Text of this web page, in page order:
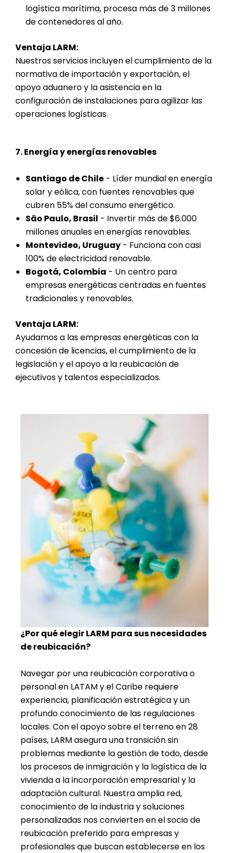
logística marítima, procesa más de 3 millones
de contenedores al año.
Ventaja LARM:
Nuestros servicios incluyen el cumplimiento de la
normativa de importación y exportación, el
apoyo aduanero y la asistencia en la
configuración de instalaciones para agilizar las
operaciones logísticas.
7. Energía y energías renovables
Santiago de Chile - Líder mundial en energía
solar y eólica, con fuentes renovables que
cubren 55% del consumo energético.
São Paulo, Brasil - Invertir más de $6.000
millones anuales en energías renovables.
Montevideo, Uruguay - Funciona con casi
100% de electricidad renovable.
Bogotá, Colombia - Un centro para
empresas energéticas centradas en fuentes
tradicionales y renovables.
Ventaja LARM:
Ayudamos a las empresas energéticas con la
concesión de licencias, el cumplimiento de la
legislación y el apoyo a la reubicación de
ejecutivos y talentos especializados.
¿Por qué elegir LARM para sus necesidades
de reubicación?
Navegar por una reubicación corporativa o
personal en LATAM y el Caribe requiere
experiencia, planificación estratégica y un
profundo conocimiento de las regulaciones
locales. Con el apoyo sobre el terreno en 28
países, LARM asegura una transición sin
problemas mediante la gestión de todo, desde
los procesos de inmigración y la logística de la
vivienda a la incorporación empresarial y la
adaptación cultural. Nuestra amplia red,
conocimiento de la industria y soluciones
personalizadas nos convierten en el socio de
reubicación preferido para empresas y
profesionales que buscan establecerse en los